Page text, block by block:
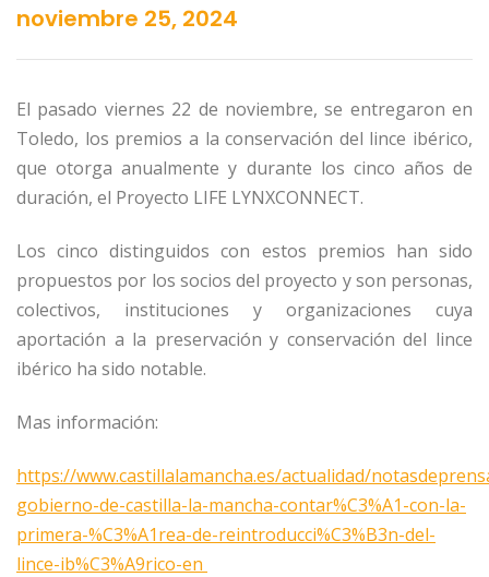
noviembre 25, 2024
El pasado viernes 22 de noviembre, se entregaron en
Toledo, los premios a la conservación del lince ibérico,
que otorga anualmente y durante los cinco años de
duración, el Proyecto LIFE LYNXCONNECT.
Los cinco distinguidos con estos premios han sido
propuestos por los socios del proyecto y son personas,
colectivos, instituciones y organizaciones cuya
aportación a la preservación y conservación del lince
ibérico ha sido notable.
Mas información:
https://www.castillalamancha.es/actualidad/
gobierno-de-castilla-la-mancha-contar%C3%A1-con-la-
primera-%C3%A1rea-de-reintroducci%C3%B3n-del-
lince-ib%C3%A9rico-en